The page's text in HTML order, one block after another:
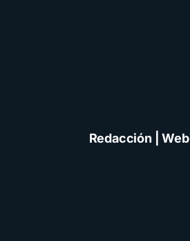
Redacción |